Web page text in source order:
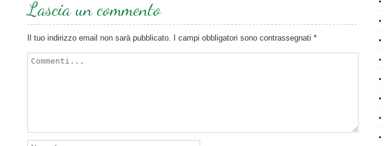
Lascia un commento
Il tuo indirizzo email non sarà pubblicato. I campi obbligatori sono contrassegnati *